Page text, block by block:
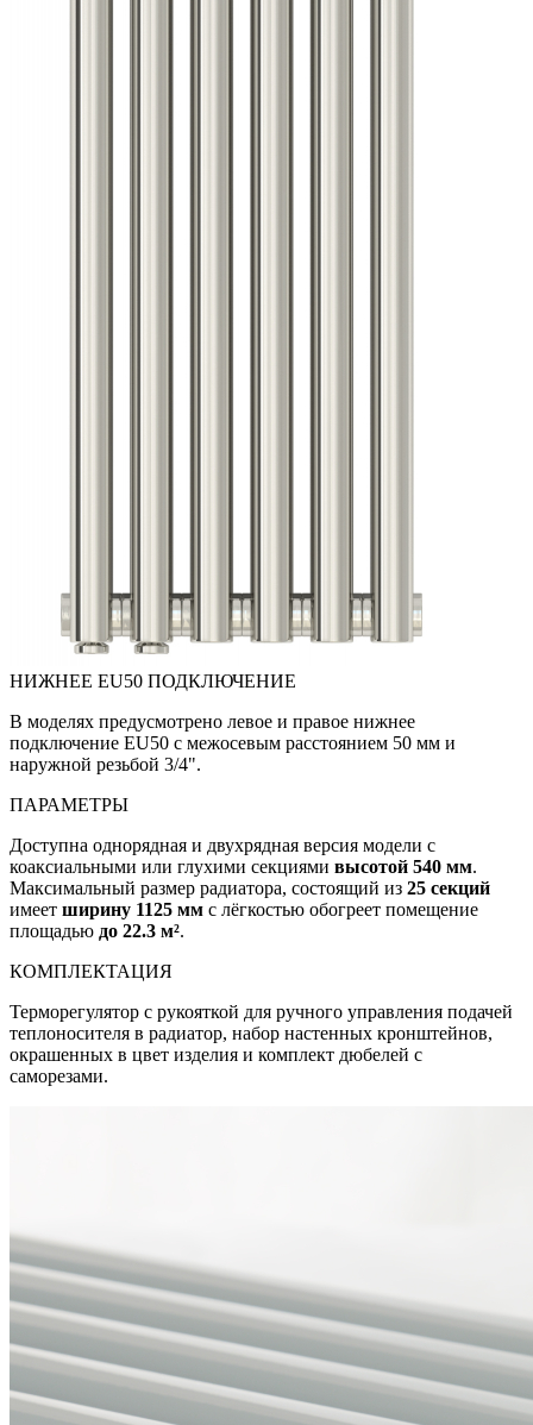
НИЖНЕЕ EU50 ПОДКЛЮЧЕНИЕ
В моделях предусмотрено левое и правое нижнее
подключение EU50 с межосевым расстоянием 50 мм и
наружной резьбой 3/4".
ПАРАМЕТРЫ
Доступна однорядная и двухрядная версия модели с
коаксиальными или глухими секциями высотой 540 мм.
Максимальный размер радиатора, состоящий из 25 секций
имеет ширину 1125 мм с лёгкостью обогреет помещение
площадью до 22.3 м².
КОМПЛЕКТАЦИЯ
Терморегулятор с рукояткой для ручного управления подачей
теплоносителя в радиатор, набор настенных кронштейнов,
окрашенных в цвет изделия и комплект дюбелей с
саморезами.